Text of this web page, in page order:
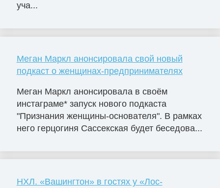
уча...
Меган Маркл анонсировала свой новый
подкаст о женщинах-предпринимателях
Меган Маркл анонсировала в своём
инстаграме* запуск нового подкаста
"Признания женщины-основателя". В рамках
него герцогиня Сассекская будет беседова...
НХЛ. «Вашингтон» в гостях у «Лос-